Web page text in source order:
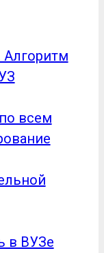
Алгоритм
всем
в ВУЗе